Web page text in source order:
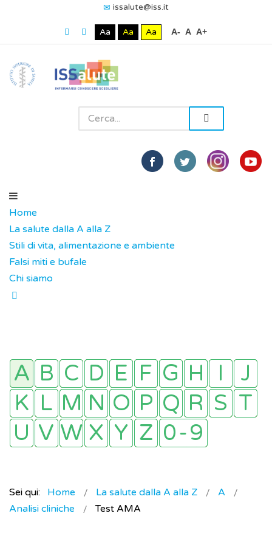
issalute@iss.it
Aa Aa Aa A- A A+
Home
La salute dalla A alla Z
Stili di vita, alimentazione e ambiente
Falsi miti e bufale
Chi siamo
Sei qui: Home La salute dalla A alla Z
A
Analisi cliniche
Test AMA